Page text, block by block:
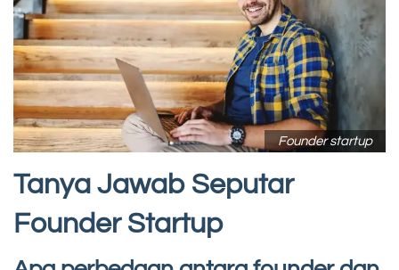
Founder startup
Tanya Jawab Seputar
Founder Startup